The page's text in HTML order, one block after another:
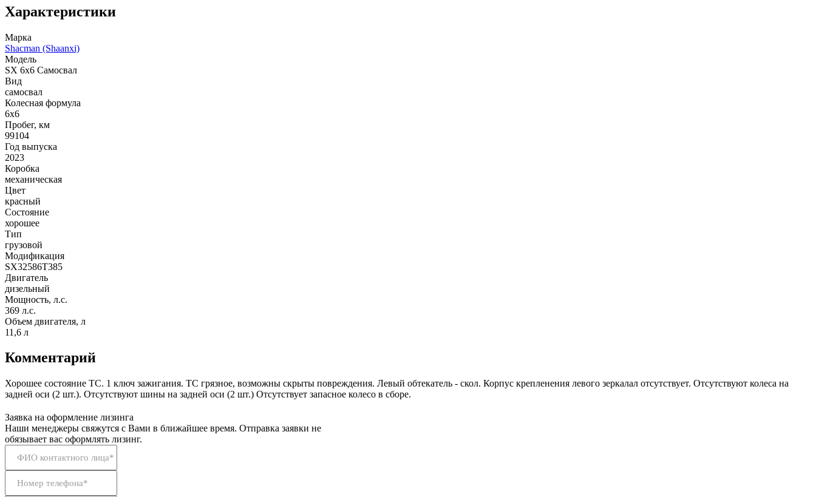
Характеристики
Марка
Shacman (Shaanxi)
Модель
SX 6x6 Самосвал
Вид
самосвал
Колесная формула
6x6
Пробег, км
99104
Год выпуска
2023
Коробка
механическая
Цвет
красный
Состояние
хорошее
Тип
грузовой
Модификация
SX32586T385
Двигатель
дизельный
Мощность, л.с.
369 л.с.
Объем двигателя, л
11,6 л
Комментарий
Хорошее состояние ТС. 1 ключ зажигания. ТС грязное, возможны скрыты повреждения. Левый обтекатель - скол. Корпус крепленения левого зеркалал отсутствует. Отсутствуют колеса на
задней оси (2 шт.). Отсутствуют шины на задней оси (2 шт.) Отсутствует запасное колесо в сборе.
Заявка на оформление лизинга
Наши менеджеры свяжутся с Вами в ближайшее время. Отправка заявки не
обязывает вас оформлять лизинг.
ФИО контактного лица*
Номер телефона*